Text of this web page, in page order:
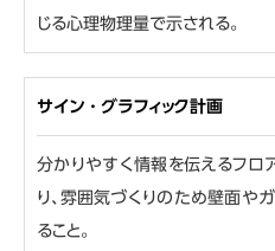
じる心理物理量で示される。
サイン・グラフィック計画
分かりやすく情報を伝えるフロ
り、雰囲気づくりのため壁面や
ること。